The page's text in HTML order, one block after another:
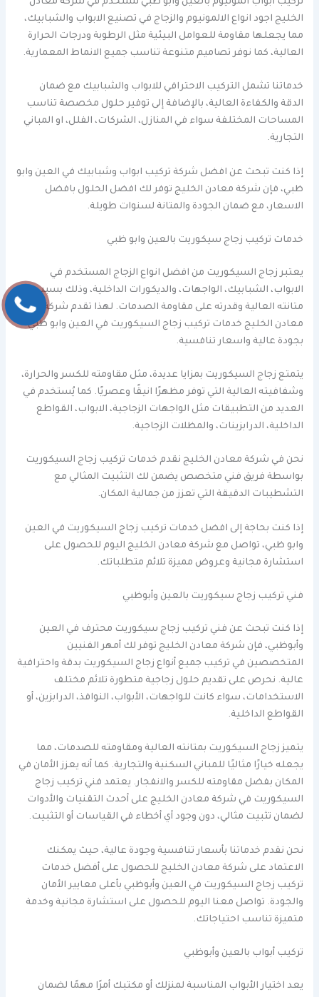
تركيب ابواب المونيوم بالعين وابو ظبي نستخدم في شركة معادن
الخليج اجود انواع الالمونيوم والزجاج في تصنيع الابواب والشبابيك،
مما يجعلها مقاومة للعوامل البيئية مثل الرطوبة ودرجات الحرارة
العالية، كما نوفر تصاميم متنوعة تناسب جميع الانماط المعمارية.
خدماتنا تشمل التركيب الاحترافي للابواب والشبابيك مع ضمان
الدقة والكفاءة العالية، بالإضافة إلى توفير حلول مخصصة تناسب
المساحات المختلفة سواء في المنازل، الشركات، الفلل، او المباني
التجارية.
إذا كنت تبحث عن افضل شركة تركيب ابواب وشبابيك في العين وابو
ظبي، فإن شركة معادن الخليج توفر لك افضل الحلول بافضل
الاسعار، مع ضمان الجودة والمتانة لسنوات طويلة.
خدمات تركيب زجاج سيكوريت بالعين وابو ظبي
يعتبر زجاج السيكوريت من افضل انواع الزجاج المستخدم في
الابواب، الشبابيك، الواجهات، والديكورات الداخلية، وذلك بسبب
متانته العالية وقدرته على مقاومة الصدمات. لهذا تقدم شركة
معادن الخليج خدمات تركيب زجاج السيكوريت في العين وابو ظبي
بجودة عالية واسعار تنافسية.
يتمتع زجاج السيكوريت بمزايا عديدة، مثل مقاومته للكسر والحرارة،
وشفافيته العالية التي توفر مظهرًا انيقًا وعصريًا. كما يُستخدم في
العديد من التطبيقات مثل الواجهات الزجاجية، الابواب، القواطع
الداخلية، الدرابزينات، والمظلات الزجاجية.
نحن في شركة معادن الخليج نقدم خدمات تركيب زجاج السيكوريت
بواسطة فريق فني متخصص يضمن لك التثبيت المثالي مع
التشطيبات الدقيقة التي تعزز من جمالية المكان.
إذا كنت بحاجة إلى افضل خدمات تركيب زجاج السيكوريت في العين
وابو ظبي، تواصل مع شركة معادن الخليج اليوم للحصول على
استشارة مجانية وعروض مميزة تلائم متطلباتك.
فني تركيب زجاج سيكوريت بالعين وأبوظبي
إذا كنت تبحث عن فني تركيب زجاج سيكوريت محترف في العين
وأبوظبي، فإن شركة معادن الخليج توفر لك أمهر الفنيين
المتخصصين في تركيب جميع أنواع زجاج السيكوريت بدقة واحترافية
عالية. نحرص على تقديم حلول زجاجية متطورة تلائم مختلف
الاستخدامات، سواء كانت للواجهات، الأبواب، النوافذ، الدرابزين، أو
القواطع الداخلية.
يتميز زجاج السيكوريت بمتانته العالية ومقاومته للصدمات، مما
يجعله خيارًا مثاليًا للمباني السكنية والتجارية. كما أنه يعزز الأمان في
المكان بفضل مقاومته للكسر والانفجار. يعتمد فني تركيب زجاج
السيكوريت في شركة معادن الخليج على أحدث التقنيات والأدوات
لضمان تثبيت مثالي، دون وجود أي أخطاء في القياسات أو التثبيت.
نحن نقدم خدماتنا بأسعار تنافسية وجودة عالية، حيث يمكنك
الاعتماد على شركة معادن الخليج للحصول على أفضل خدمات
تركيب زجاج السيكوريت في العين وأبوظبي بأعلى معايير الأمان
والجودة. تواصل معنا اليوم للحصول على استشارة مجانية وخدمة
متميزة تناسب احتياجاتك.
تركيب أبواب بالعين وأبوظبي
يعد اختيار الأبواب المناسبة لمنزلك أو مكتبك أمرًا مهمًا لضمان